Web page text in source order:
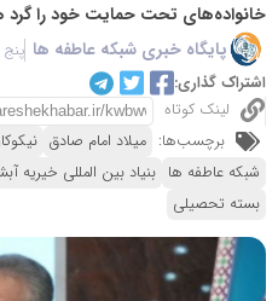
خانواده‌های تحت حمایت خود را گرد
پایگاه خبری شبکه عاطفه ها پنج شنبه 20
اشتراک گذاری:
لینک کوتاه
برچسب‌ها: میلاد امام صادق
شبکه عاطفه ها بنیاد بین المللی خیریه
بسته تحصیلی